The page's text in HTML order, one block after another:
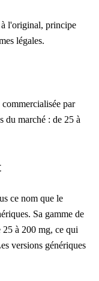
l'original, principe
légales.
par
du marché : de 25 à
ce nom que le
Sa gamme de
25 à 200 mg, ce qui
versions génériques